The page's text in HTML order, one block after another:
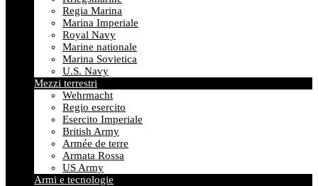
Regia Marina
Marina Imperiale
Royal Navy
Marine nationale
Marina Sovietica
U.S. Navy
Mezzi terrestri
Wehrmacht
Regio esercito
Esercito Imperiale
British Army
Armée de terre
Armata Rossa
US Army
Armi e tecnologie